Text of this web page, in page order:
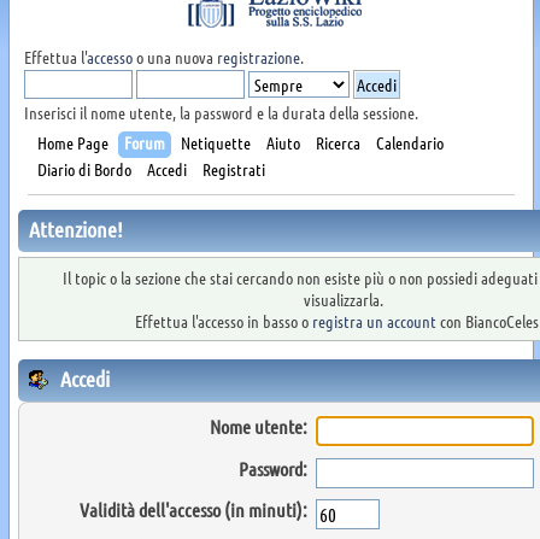
Effettua l'accessoo una nuova registrazione.
Inserisci il nome utente, la password e la durata della sessione.
Home Page
Forum Netiquette Aiuto Ricerca
Calendario
Diario di Bordo
Accedi Registrati
Attenzione!
Il topic o la sezione che stai cercando non esiste più o non possiedi
visualizzarla.
Effettua l'accesso in basso o registra un account con
Accedi
Nome utente:
Password:
Validità dell'accesso (in minuti):